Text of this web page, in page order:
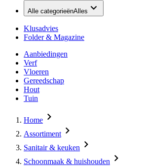
Alle categorieënAlles
Klusadvies
Folder & Magazine
Aanbiedingen
Verf
Vloeren
Gereedschap
Hout
Tuin
Home
Assortiment
Sanitair & keuken
Schoonmaak & huishouden